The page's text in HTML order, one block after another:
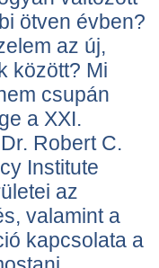
ötven évben?
az új,
között? Mi
csupán
a XXI.
Robert C.
Institute
az
valamint a
kapcsolata a